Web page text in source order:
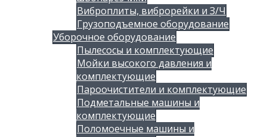
Виброплиты, виброрейки и З/Ч
Грузоподъемное оборудование
Уборочное оборудование
Пылесосы и комплектующие
Мойки высокого давления и
комплектующие
Пароочистители и комплектующие
Подметальные машины и
комплектующие
Поломоечные машины и